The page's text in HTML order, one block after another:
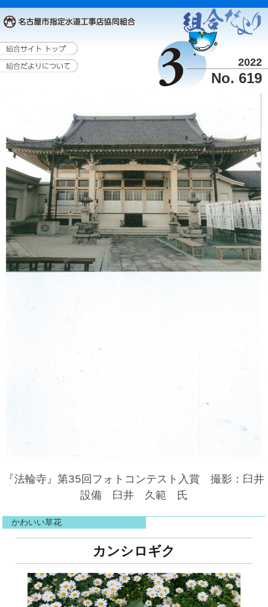
2022
No. 619
『法輪寺』第35回フォトコンテスト入賞 撮影：臼井
設備 臼井 久範 氏
かわいい草花
カンシロギク